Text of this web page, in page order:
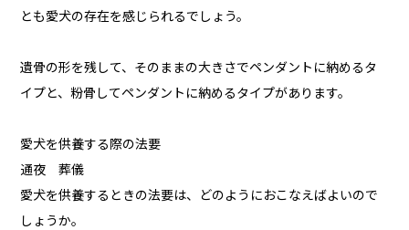
とも愛犬の存在を感じられるでしょう。
遺骨の形を残して、そのままの大きさでペンダントに納めるタ
イプと、粉骨してペンダントに納めるタイプがあります。
愛犬を供養する際の法要
通夜 葬儀
愛犬を供養するときの法要は、どのようにおこなえばよいので
しょうか。